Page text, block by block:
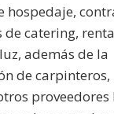
hospedaje,
de catering,
además de la
de carpinteros,
proveedores